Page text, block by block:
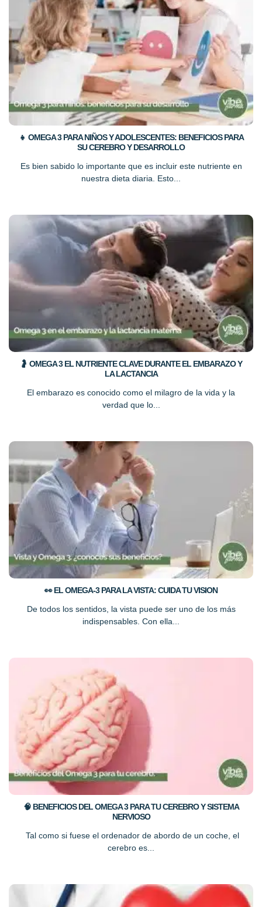
👧 OMEGA 3 PARA NIÑOS Y ADOLESCENTES: BENEFICIOS PARA
SU CEREBRO Y DESARROLLO
Es bien sabido lo importante que es incluir este nutriente en
nuestra dieta diaria. Esto...
🤰 OMEGA 3 EL NUTRIENTE CLAVE DURANTE EL EMBARAZO Y
LA LACTANCIA
El embarazo es conocido como el milagro de la vida y la
verdad que lo...
👀 EL OMEGA-3 PARA LA VISTA: CUIDA TU VISION
De todos los sentidos, la vista puede ser uno de los más
indispensables. Con ella...
🧠 BENEFICIOS DEL OMEGA 3 PARA TU CEREBRO Y SISTEMA
NERVIOSO
Tal como si fuese el ordenador de abordo de un coche, el
cerebro es...